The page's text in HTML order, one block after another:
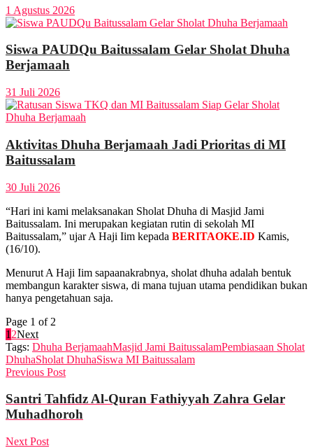
1 Agustus 2026
Siswa PAUDQu Baitussalam Gelar Sholat Dhuha
Berjamaah
31 Juli 2026
Aktivitas Dhuha Berjamaah Jadi Prioritas di MI
Baitussalam
30 Juli 2026
“Hari ini kami melaksanakan Sholat Dhuha di Masjid Jami
Baitussalam. Ini merupakan kegiatan rutin di sekolah MI
Baitussalam,” ujar A Haji Iim kepada BERITAOKE.ID Kamis,
(16/10).
Menurut A Haji Iim sapaanakrabnya, sholat dhuha adalah bentuk
membangun karakter siswa, di mana tujuan utama pendidikan bukan
hanya pengetahuan saja.
Page 1 of 2
1 2Next
Tags: Dhuha BerjamaahMasjid Jami BaitussalamPembiasaan Sholat
DhuhaSholat DhuhaSiswa MI Baitussalam
Previous Post
Santri Tahfidz Al-Quran Fathiyyah Zahra Gelar
Muhadhoroh
Next Post